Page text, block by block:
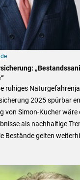
ruhiges
2025 spürbar
von Simon-Kucher wäre
als nachhaltige
Bestände gelten